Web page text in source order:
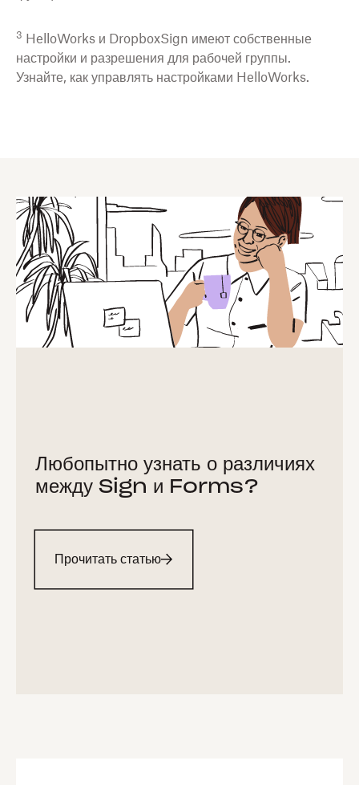
3
HelloWorks и DropboxSign имеют собственные
настройки и разрешения для рабочей группы.
Узнайте, как управлять настройками HelloWorks.
Любопытно узнать о различиях
между Sign и Forms?
Прочитать статью